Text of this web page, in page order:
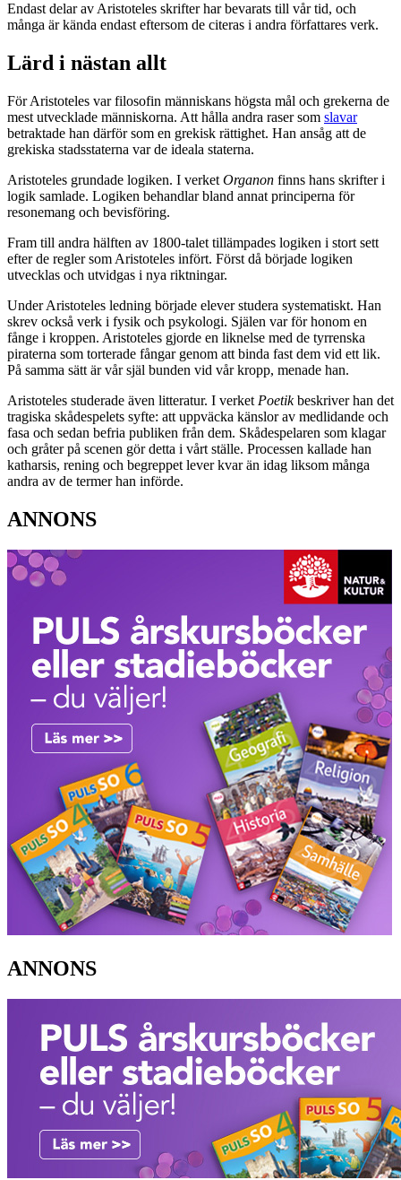
Endast delar av Aristoteles skrifter har bevarats till vår tid, och
många är kända endast eftersom de citeras i andra författares verk.
Lärd i nästan allt
För Aristoteles var filosofin människans högsta mål och grekerna de
mest utvecklade människorna. Att hålla andra raser som slavar
betraktade han därför som en grekisk rättighet. Han ansåg att de
grekiska stadsstaterna var de ideala staterna.
Aristoteles grundade logiken. I verket Organon finns hans skrifter i
logik samlade. Logiken behandlar bland annat principerna för
resonemang och bevisföring.
Fram till andra hälften av 1800-talet tillämpades logiken i stort sett
efter de regler som Aristoteles infört. Först då började logiken
utvecklas och utvidgas i nya riktningar.
Under Aristoteles ledning började elever studera systematiskt. Han
skrev också verk i fysik och psykologi. Själen var för honom en
fånge i kroppen. Aristoteles gjorde en liknelse med de tyrrenska
piraterna som torterade fångar genom att binda fast dem vid ett lik.
På samma sätt är vår själ bunden vid vår kropp, menade han.
Aristoteles studerade även litteratur. I verket Poetikbeskriver han det
tragiska skådespelets syfte: att uppväcka känslor av medlidande och
fasa och sedan befria publiken från dem. Skådespelaren som klagar
och gråter på scenen gör detta i vårt ställe. Processen kallade han
katharsis, rening och begreppet lever kvar än idag liksom många
andra av de termer han införde.
ANNONS
ANNONS